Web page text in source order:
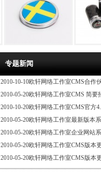
专题新闻
2010-10-10欧轩网络工作室CMS合作
2010-05-20欧轩网络工作室CMS 简要
2010-10-20欧轩网络工作室CMS官方
2010-05-20欧轩网络工作室最新版本
2010-05-20欧轩网络工作室企业网站
2010-05-20欧轩网络工作室CMS版本
2010-05-20欧轩网络工作室CMS版本